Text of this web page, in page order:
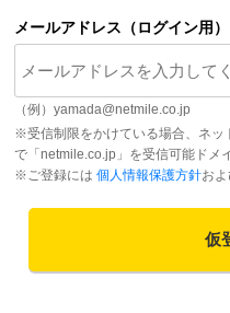
メールアドレス（ログイン用）
（例）yamada@netmile.co.jp
※受信制限をかけている場合、ネッ
で「netmile.co.jp」を受信可能ドメ
※ご登録には 個人情報保護方針お